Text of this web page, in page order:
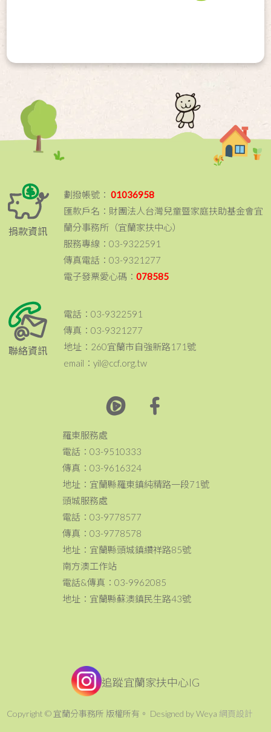
捐款資訊
劃撥帳號： 01036958
匯款戶名：財團法人台灣兒童暨家庭扶助基金會宜
蘭分事務所（宜蘭家扶中心）
服務專線：03-9322591
傳真電話：03-9321277
電子發票愛心碼：078585
聯絡資訊
電話：03-9322591
傳真：03-9321277
地址：260宜蘭市自強新路171號
email：yil@ccf.org.tw
羅東服務處
電話：03-9510333
傳真：03-9616324
地址：宜蘭縣羅東鎮純精路一段71號
頭城服務處
電話：03-9778577
傳真：03-9778578
地址：宜蘭縣頭城鎮纘祥路85號
南方澳工作站
電話&傳真：03-9962085
地址：宜蘭縣蘇澳鎮民生路43號
追蹤宜蘭家扶中心IG
Copyright © 宜蘭分事務所 版權所有。 Designed by Weya 網頁設計